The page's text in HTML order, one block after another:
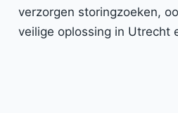
verzorgen storingzoeken,
veilige oplossing in Utrecht